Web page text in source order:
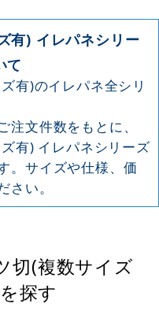
有) イレパネシリー
て
有)のイレパネ全シリ
注文件数をもとに、
有) イレパネシリーズ
。サイズや仕様、価
い。
切(複数サイズ
探す